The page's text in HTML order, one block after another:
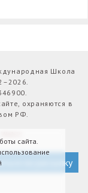
Школа
охраняются в
РФ.
на рассылку
сайта.